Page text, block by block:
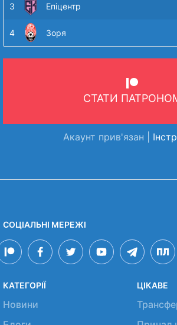
3 Епіцентр
4 Зоря
СТАТИ
Акаунт прив'язан |
СОЦІАЛЬНІ МЕРЕЖІ
КАТЕГОРІЇ
Новини
ЦІКАВЕ